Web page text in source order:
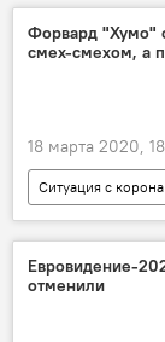
детские сады
Форвард "Хумо"
смех-смехом, а
18 марта 2020,
Ситуация с
Узбекский клуб
Спорт
Евровидение-
отменили